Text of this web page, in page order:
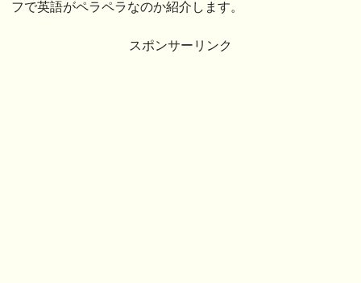
フで英語がペラペラなのか紹介します。
スポンサーリンク